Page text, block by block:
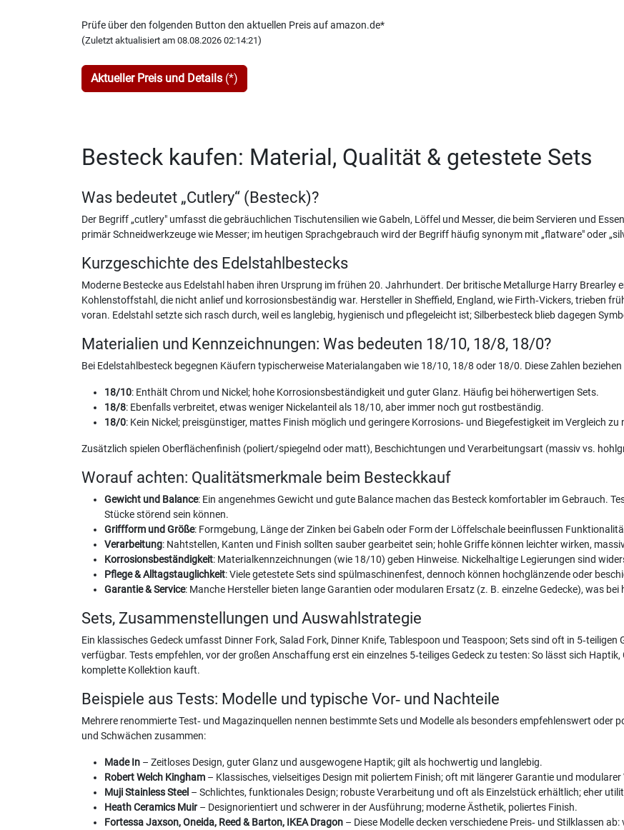
Prüfe über den folgenden Button den aktuellen Preis auf amazon.de*
(Zuletzt aktualisiert am 08.08.2026 02:14:21)
Aktueller Preis und Details (*)
Besteck kaufen: Material, Qualität & getestete Sets
Was bedeutet „Cutlery“ (Besteck)?
Der Begriff „cutlery" umfasst die gebräuchlichen Tischutensilien wie Gabeln, Löffel und Messer, die beim Servieren und
primär Schneidwerkzeuge wie Messer; im heutigen Sprachgebrauch wird der Begriff häufig synonym mit „flatware" oder
Kurzgeschichte des Edelstahlbestecks
Moderne Bestecke aus Edelstahl haben ihren Ursprung im frühen 20. Jahrhundert. Der britische Metallurge Harry Brearley
Kohlenstoffstahl, die nicht anlief und korrosionsbeständig war. Hersteller in Sheffield, England, wie Firth‑Vickers, trieben
voran. Edelstahl setzte sich rasch durch, weil es langlebig, hygienisch und pflegeleicht ist; Silberbesteck blieb dagegen
Materialien und Kennzeichnungen: Was bedeuten 18/10, 18/8, 18/0?
Bei Edelstahlbesteck begegnen Käufern typischerweise Materialangaben wie 18/10, 18/8 oder 18/0. Diese Zahlen
18/10: Enthält Chrom und Nickel; hohe Korrosionsbeständigkeit und guter Glanz. Häufig bei höherwertigen Sets.
18/8: Ebenfalls verbreitet, etwas weniger Nickelanteil als 18/10, aber immer noch gut rostbeständig.
18/0: Kein Nickel; preisgünstiger, mattes Finish möglich und geringere Korrosions‑ und Biegefestigkeit im Vergleich
Zusätzlich spielen Oberflächenfinish (poliert/spiegelnd oder matt), Beschichtungen und Verarbeitungsart (massiv vs.
Worauf achten: Qualitätsmerkmale beim Besteckkauf
Gewicht und Balance: Ein angenehmes Gewicht und gute Balance machen das Besteck komfortabler im Gebrauch.
Stücke störend sein können.
Griffform und Größe: Formgebung, Länge der Zinken bei Gabeln oder Form der Löffelschale beeinflussen
Verarbeitung: Nahtstellen, Kanten und Finish sollten sauber gearbeitet sein; hohle Griffe können leichter wirken,
Korrosionsbeständigkeit: Materialkennzeichnungen (wie 18/10) geben Hinweise. Nickelhaltige Legierungen sind
Pflege & Alltagstauglichkeit: Viele getestete Sets sind spülmaschinenfest, dennoch können hochglänzende oder
Garantie & Service: Manche Hersteller bieten lange Garantien oder modularen Ersatz (z. B. einzelne Gedecke), was
Sets, Zusammenstellungen und Auswahlstrategie
Ein klassisches Gedeck umfasst Dinner Fork, Salad Fork, Dinner Knife, Tablespoon und Teaspoon; Sets sind oft in
verfügbar. Tests empfehlen, vor der großen Anschaffung erst ein einzelnes 5‑teiliges Gedeck zu testen: So lässt sich
komplette Kollektion kauft.
Beispiele aus Tests: Modelle und typische Vor‑ und Nachteile
Mehrere renommierte Test‑ und Magazinquellen nennen bestimmte Sets und Modelle als besonders empfehlenswert oder
und Schwächen zusammen:
Made In – Zeitloses Design, guter Glanz und ausgewogene Haptik; gilt als hochwertig und langlebig.
Robert Welch Kingham – Klassisches, vielseitiges Design mit poliertem Finish; oft mit längerer Garantie und
Muji Stainless Steel – Schlichtes, funktionales Design; robuste Verarbeitung und oft als Einzelstück erhältlich; eher
Heath Ceramics Muir– Designorientiert und schwerer in der Ausführung; moderne Ästhetik, poliertes Finish.
Fortessa Jaxson, Oneida, Reed & Barton, IKEA Dragon – Diese Modelle decken verschiedene Preis‑ und Stilklassen